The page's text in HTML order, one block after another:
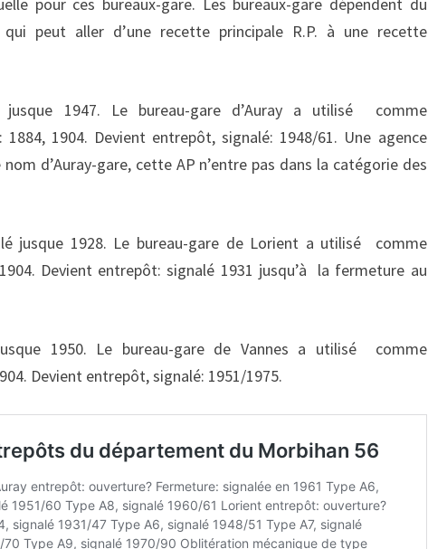
peut aller d’une recette principale R.P. à une recette
jusque 1947. Le bureau-gare d’Auray a utilisé comme
1904. Devient entrepôt, signalé: 1948/61. Une agence
d’Auray-gare, cette AP n’entre pas dans la catégorie des
jusque 1928. Le bureau-gare de Lorient a utilisé comme
Devient entrepôt: signalé 1931 jusqu’à la fermeture au
1950. Le bureau-gare de Vannes a utilisé comme
Devient entrepôt, signalé: 1951/1975.